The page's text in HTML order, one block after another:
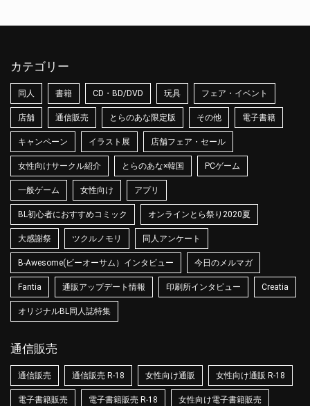
カテゴリー
同人 書籍 CD・BD/DVD 玩具 フェア・イベント
店舗 通信販売 とらのあな限定版 その他 電子書籍
キャンペーン イラスト展 店舗フェア・セール
女性向けサークル紹介 とらのあな×韓国 PCゲーム
一般ゲーム 女性向け アプリ
BL初心者におすすめコミック オンラインとら祭り2020夏
大感謝祭 ツクルノモリ 同人アンケート
B-Awesome(ビーオーサム）インタビュー 今日のメルマガ
Fantia 通販アップデート情報 印刷所インタビュー Creatia
オリジナルBL同人誌特集
通信販売
通信販売 通信販売 R-18 女性向け通販 女性向け通販 R-18
電子書籍販売 電子書籍販売 R-18 女性向け電子書籍販売